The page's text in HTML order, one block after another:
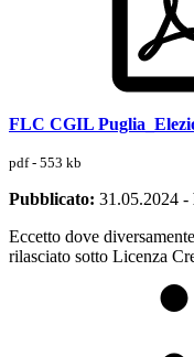
FLC CGIL
pdf - 553 kb
Pubblicato: 31.05.2024 -
Eccetto dove
rilasciato sotto Licenza